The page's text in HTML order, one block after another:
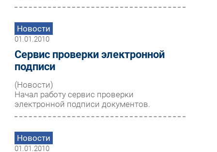
Новости
01.01.2010
Сервис проверки электронной
подписи
(Новости)
Начал работу сервис проверки
электронной подписи документов.
Новости
01.01.2010